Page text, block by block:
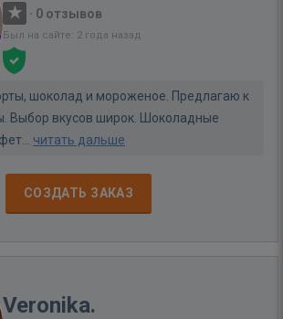
· 0 отзывов
Был на сайте: 2 года назад
шоколад и мороженое. Предлагаю к
Выбор вкусов широк. Шоколадные
читать дальше
СОЗДАТЬ ЗАКАЗ
Veronika.